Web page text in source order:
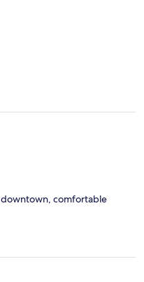
downtown, comfortable